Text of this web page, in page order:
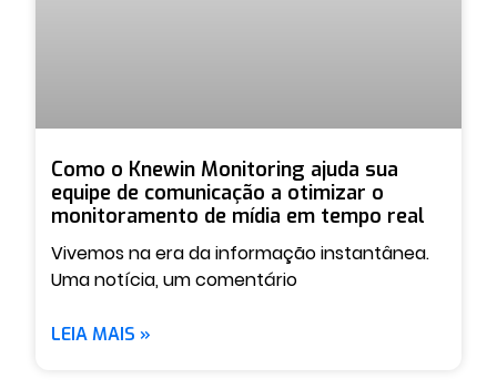
Como o Knewin Monitoring ajuda sua
equipe de comunicação a otimizar o
monitoramento de mídia em tempo real
Vivemos na era da informação instantânea.
Uma notícia, um comentário
LEIA MAIS »